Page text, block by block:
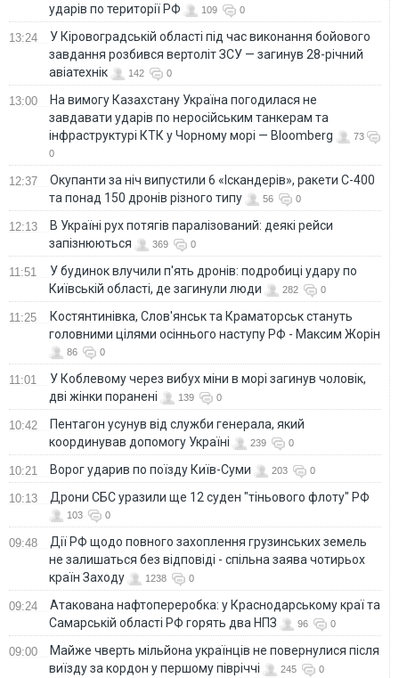
ударів по території РФ
109 0
13:24
У Кіровоградській області під час виконання бойового
завдання розбився вертоліт ЗСУ — загинув 28-річний
авіатехнік
142 0
13:00
На вимогу Казахстану Україна погодилася не
завдавати ударів по неросійським танкерам та
інфраструктурі КТК у Чорному морі — Bloomberg
73
0
12:37
Окупанти за ніч випустили 6 «Іскандерів», ракети С-400
та понад 150 дронів різного типу
56 0
12:13
В Україні рух потягів паралізований: деякі рейси
запізнюються
369 0
11:51
У будинок влучили п'ять дронів: подробиці удару по
Київській області, де загинули люди
282 0
11:25
Костянтинівка, Слов'янськ та Краматорськ стануть
головними цілями осіннього наступу РФ - Максим Жорін
86 0
11:01
У Коблевому через вибух міни в морі загинув чоловік,
дві жінки поранені
139 0
10:42
Пентагон усунув від служби генерала, який
координував допомогу Україні
239 0
10:21 Ворог ударив по поїзду Київ-Суми 203 0
10:13 Дрони СБС уразили ще 12 суден "тіньового флоту" РФ
103 0
09:48
Дії РФ щодо повного захоплення грузинських земель
не залишаться без відповіді - спільна заява чотирьох
країн Заходу
1238 0
09:24
Атакована нафтопереробка: у Краснодарському краї та
Самарській області РФ горять два НПЗ
96 0
09:00
Майже чверть мільйона українців не повернулися після
виїзду за кордон у першому півріччі
245 0